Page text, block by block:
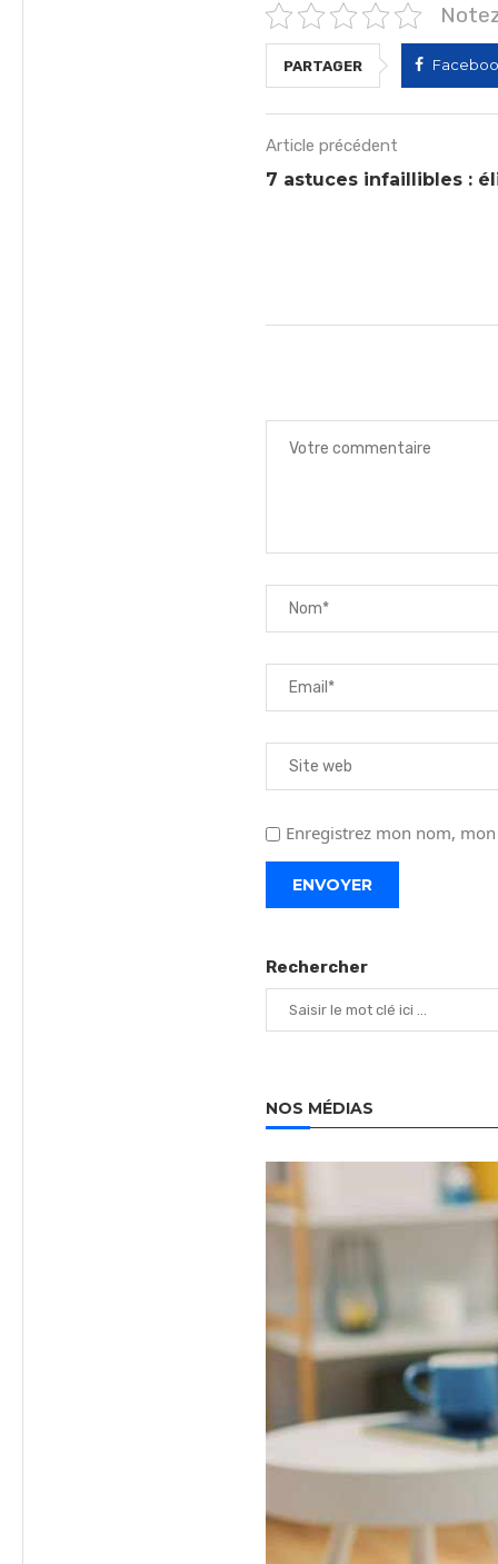
PARTAGER
Article précédent
7 astuces infaillibles :
Enregistrez mon nom,
Rechercher
NOS MÉDIAS